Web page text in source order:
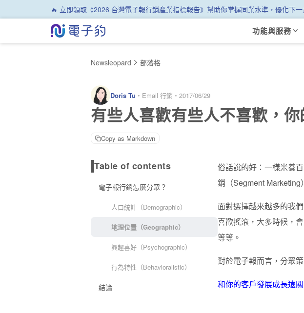
🔥 立即領取《2026 台灣電子報行銷產業指標報告》幫助你掌握同業水準，優化下一
功能與服務
Newsleopard 部落格
Doris Tu ・ Email 行銷 ・ 2017/06/29
有些人喜歡有些人不喜歡，
Copy as Markdown
Table of contents
電子報行銷怎麼分眾？
人口統計（Demographic）
地理位置（Geographic）
興趣喜好（Psychographic）
行為特性（Behavioralistic）
結論
俗話說的好：一樣米養
銷（Segment
面對選擇越來越多的我
喜歡搖滾，大多時候，
等等 。
對於電子報而言，分眾
和你的客戶發展成長遠